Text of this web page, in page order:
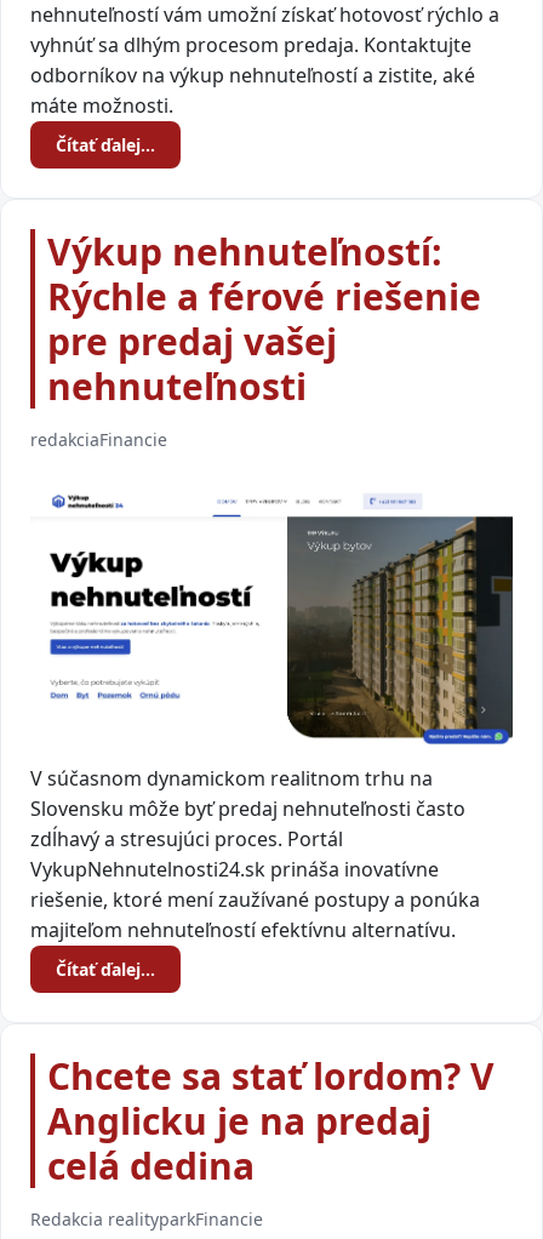
nehnuteľností vám umožní získať hotovosť rýchlo a
vyhnúť sa dlhým procesom predaja. Kontaktujte
odborníkov na výkup nehnuteľností a zistite, aké
máte možnosti.
Čítať ďalej…
Výkup nehnuteľností:
Rýchle a férové riešenie
pre predaj vašej
nehnuteľnosti
redakciaFinancie
V súčasnom dynamickom realitnom trhu na
Slovensku môže byť predaj nehnuteľnosti často
zdĺhavý a stresujúci proces. Portál
VykupNehnutelnosti24.sk prináša inovatívne
riešenie, ktoré mení zaužívané postupy a ponúka
majiteľom nehnuteľností efektívnu alternatívu.
Čítať ďalej…
Chcete sa stať lordom? V
Anglicku je na predaj
celá dedina
Redakcia realityparkFinancie